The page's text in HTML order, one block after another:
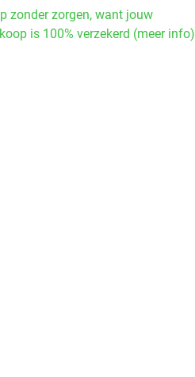
zonder zorgen, want jouw
is 100% verzekerd (meer info)